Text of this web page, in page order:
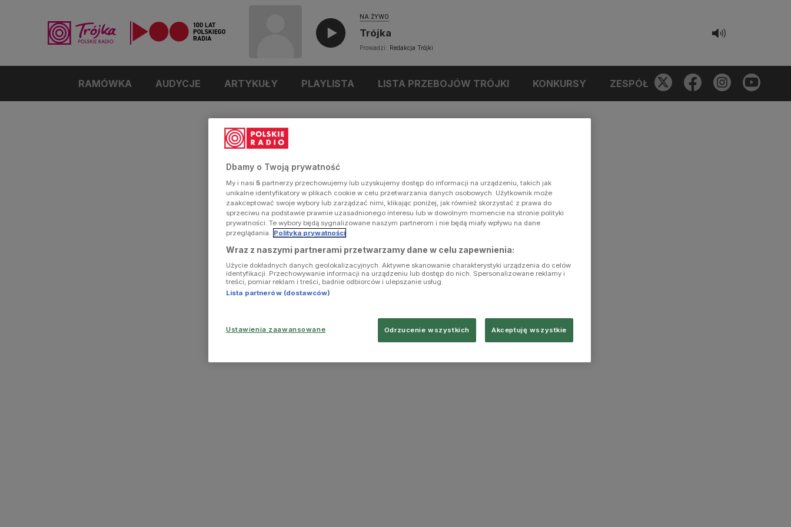
NA ŻYWO
Trójka
Prowadzi: Redakcja Trójki
RAMÓWKA AUDYCJE ARTYKUŁY PLAYLISTA LISTA PRZEBOJÓW TRÓJKI KONKURSY ZESPÓŁ
Dbamy o Twoją prywatność
My i nasi 5 partnerzy przechowujemy lub uzyskujemy dostęp do informacji na urządzeniu, takich jak
unikalne identyfikatory w plikach cookie w celu przetwarzania danych osobowych. Użytkownik może
zaakceptować swoje wybory lub zarządzać nimi, klikając poniżej, jak również skorzystać z prawa do
sprzeciwu na podstawie prawnie uzasadnionego interesu lub w dowolnym momencie na stronie polityki
prywatności. Te wybory będą sygnalizowane naszym partnerom i nie będą miały wpływu na dane
przeglądania. Polityka prywatności
Wraz z naszymi partnerami przetwarzamy dane w celu zapewnienia:
Użycie dokładnych danych geolokalizacyjnych. Aktywne skanowanie charakterystyki urządzenia do celów
identyfikacji. Przechowywanie informacji na urządzeniu lub dostęp do nich. Spersonalizowane reklamy i
treści, pomiar reklam i treści, badnie odbiorców i ulepszanie usług.
Lista partnerów (dostawców)
Ustawienia zaawansowane Odrzucenie wszystkich Akceptuję wszystkie